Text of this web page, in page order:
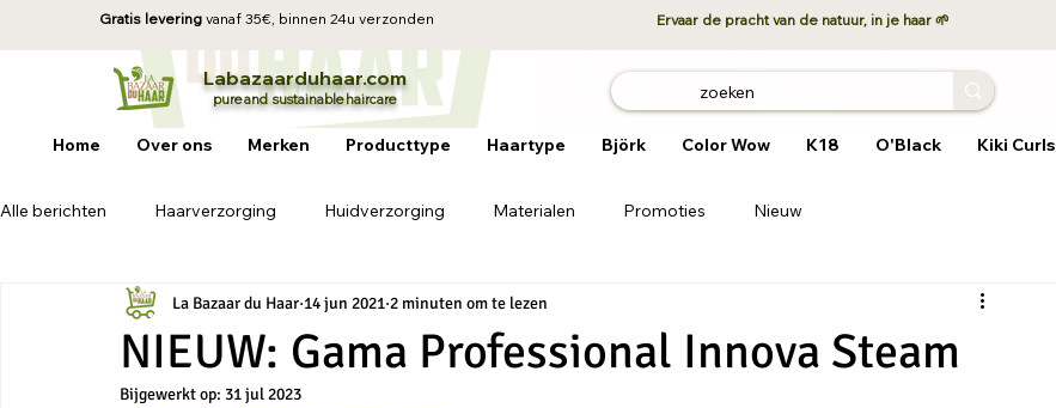
Gratis levering vanaf 35€, binnen 24u verzonden Ervaar de pracht van de natuur, in je haar 🌱
Labazaarduhaar.com
pure and sustainablehaircare
Home Over ons Merken Producttype Haartype Björk Color Wow K18 O'Black Kiki Curls
Alle berichten Haarverzorging Huidverzorging Materialen Promoties Nieuw
NIEUW: Gama Professional Innova Steam
La Bazaar du Haar 14 jun 2021 2 minuten om te lezen
Bijgewerkt op: 31 jul 2023